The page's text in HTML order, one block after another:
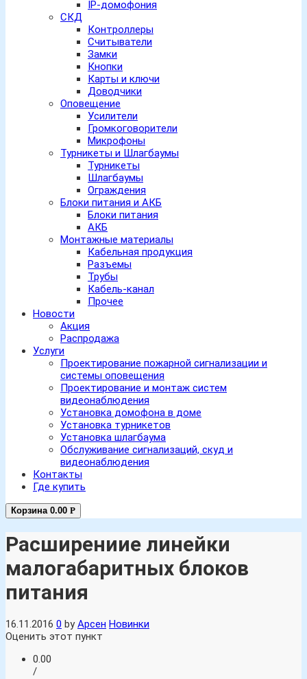
IP-домофония
СКД
Контроллеры
Считыватели
Замки
Кнопки
Карты и ключи
Доводчики
Оповещение
Усилители
Громкоговорители
Микрофоны
Турникеты и Шлагбаумы
Турникеты
Шлагбаумы
Ограждения
Блоки питания и АКБ
Блоки питания
АКБ
Монтажные материалы
Кабельная продукция
Разъемы
Трубы
Кабель-канал
Прочее
Новости
Акция
Распродажа
Услуги
Проектирование пожарной сигнализации и
системы оповещения
Проектирование и монтаж систем
видеонаблюдения
Установка домофона в доме
Установка турникетов
Установка шлагбаума
Обслуживание сигнализаций, скуд и
видеонаблюдения
Контакты
Где купить
Корзина 0.00 Р
Расширениие линейки
малогабаритных блоков
питания
16.11.2016 0 byАрсен Новинки
Оценить этот пункт
0.00
/